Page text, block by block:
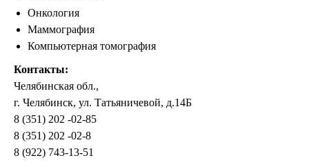
Онкология
Маммография
Компьютерная томография
Контакты:
Челябинская обл.,
г. Челябинск, ул. Татьяничевой, д.14Б
8 (351) 202 -02-85
8 (351) 202 -02-8
8 (922) 743-13-51